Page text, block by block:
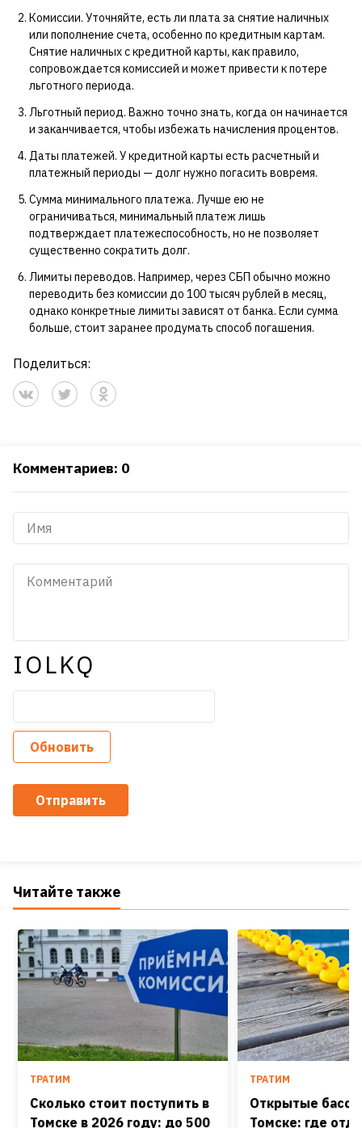
Комиссии. Уточняйте, есть ли плата за снятие наличных
или пополнение счета, особенно по кредитным картам.
Снятие наличных с кредитной карты, как правило,
сопровождается комиссией и может привести к потере
льготного периода.
Льготный период. Важно точно знать, когда он начинается
и заканчивается, чтобы избежать начисления процентов.
Даты платежей. У кредитной карты есть расчетный и
платежный периоды — долг нужно погасить вовремя.
Сумма минимального платежа. Лучше ею не
ограничиваться, минимальный платеж лишь
подтверждает платежеспособность, но не позволяет
существенно сократить долг.
Лимиты переводов. Например, через СБП обычно можно
переводить без комиссии до 100 тысяч рублей в месяц,
однако конкретные лимиты зависят от банка. Если сумма
больше, стоит заранее продумать способ погашения.
Поделиться:
Комментариев: 0
IOLKQ
Обновить
Отправить
Читайте также
ТРАТИМ
Сколько стоит поступить в
Томске в 2026 году: до 500
ТРАТИМ
Открытые
Томске: где